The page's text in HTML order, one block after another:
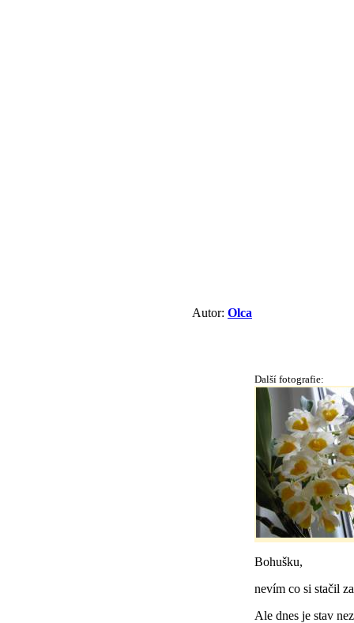
Autor: Olca
Další fotografie:
Bohušku,
nevím co si stačil
Ale dnes je stav